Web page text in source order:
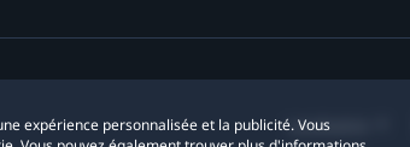
expérience personnalisée et la publicité. Vous
Localisation